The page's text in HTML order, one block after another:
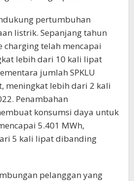
pertumbuhan
listrik. Sepanjang tahun
charging telah mencapai
lebih dari 10 kali lipat
jumlah SPKLU
meningkat lebih dari 2 kali
Penambahan
konsumsi daya untuk
5.401 MWh,
5 kali lipat dibanding
pelanggan yang